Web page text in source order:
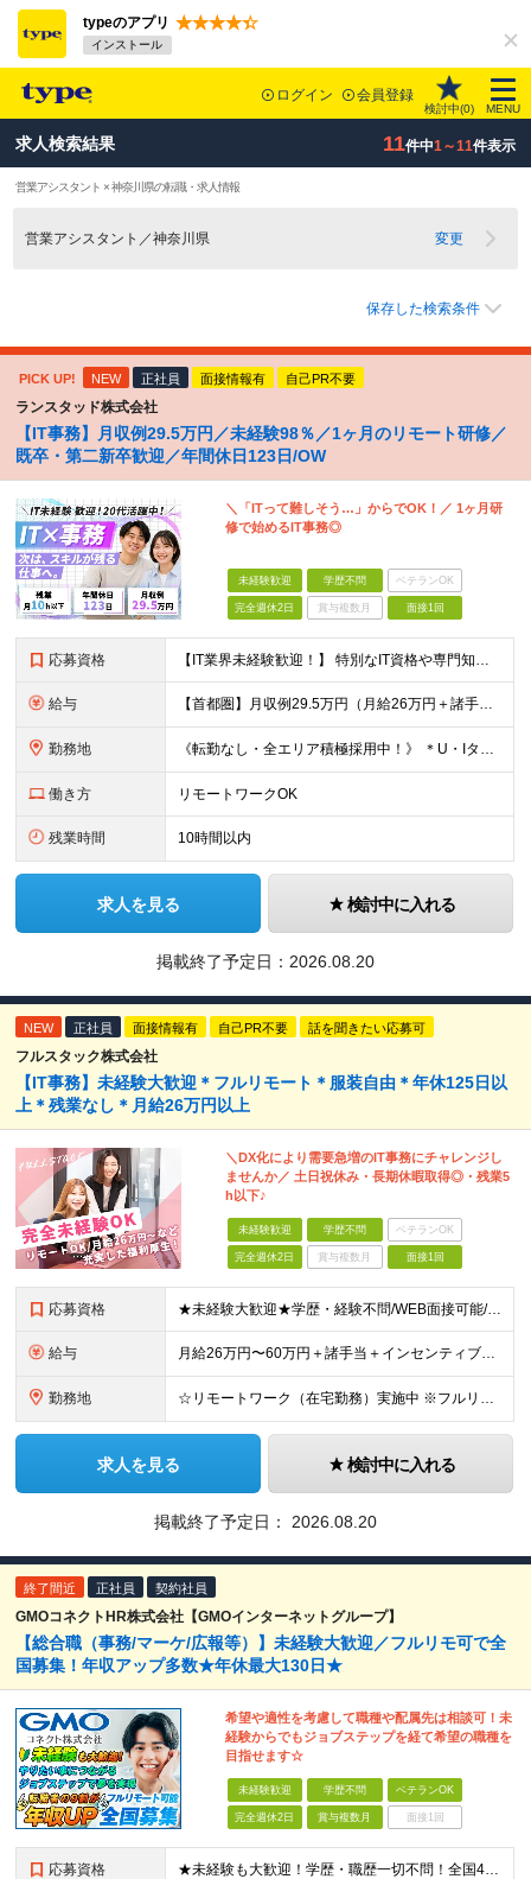
typeのアプリ
インストール
ログイン 会員登録
検討中(0) MENU
求人検索結果 11件中1～11件表示
営業アシスタント × 神奈川県の転職・求人情報
営業アシスタント／神奈川県 変更
保存した検索条件
PICK UP! NEW 正社員 面接情報有 自己PR不要
ランスタッド株式会社
【IT事務】月収例29.5万円／未経験98％／1ヶ月のリモート研修／
既卒・第二新卒歓迎／年間休日123日/OW
＼「ITって難しそう…」からでOK！／ 1ヶ月研
修で始めるIT事務◎
未経験歓迎 学歴不問 ベテランOK
完全週休2日 賞与複数月 面接1回
応募資格 【IT業界未経験歓迎！】 特別なIT資格や専門知識は必要ありません。 ・学歴不問（文系・理系不問） ・第二新卒、既卒の方も歓迎 ・20代を中心に幅広い年代が活躍中 ・基本的なPC操作ができる方 ・タ
給与 【首都圏】月収例29.5万円（月給26万円＋諸手当） 【東海・関西】月収例28.5万円（月給25万円＋諸手当） 【九州】月収例26万円（月給23万円＋諸手当） ※経験・スキル・前職給与を踏まえ、総合
勤務地 《転勤なし・全エリア積極採用中！》 ＊U・Iターンも歓迎 ＊研修はオンライン実施 ★勤務エリアは下記よりお選びいただけます★ 【首都圏】東京・神奈川・千葉・埼玉 【東海】愛知 【関西】大阪、京都、兵庫
働き方 リモートワークOK
残業時間 10時間以内
求人を見る 検討中に入れる
掲載終了予定日： 2026.08.20
NEW 正社員 面接情報有 自己PR不要 話を聞きたい応募可
フルスタック株式会社
【IT事務】未経験大歓迎＊フルリモート＊服装自由＊年休125日以
上＊残業なし＊月給26万円以上
＼DX化により需要急増のIT事務にチャレンジし
ませんか／ 土日祝休み・長期休暇取得◎・残業5
h以下♪
未経験歓迎 学歴不問 ベテランOK
完全週休2日 賞与複数月 面接1回
応募資格 ★未経験大歓迎★学歴・経験不問/WEB面接可能/I・Uターン大歓迎/引越支援アリ ▼未経験歓迎＆完全人柄採用！▼ 経験は一切不問！ 普段はSNSしか使わないけど不安だな・・・そんな方もOKです★ 面
給与 月給26万円〜60万円＋諸手当＋インセンティブ（２種）＋賞与 ★Point 設立から9ヶ月で全社員2万円の昇給実績 ※成果はしっかりと還元いたします！ ★Point 100％年収UPでの待遇提示
勤務地 ☆リモートワーク（在宅勤務）実施中 ※フルリモート可 【グループ本社】東京都中央区八丁堀3-6-6 アド京橋ビル2F ∟宝町駅 5分/京橋駅 7分/八丁堀駅7分/JR東京駅10分 【プロジェクト先
求人を見る 検討中に入れる
掲載終了予定日： 2026.08.20
終了間近 正社員 契約社員
GMOコネクトHR株式会社【GMOインターネットグループ】
【総合職（事務/マーケ/広報等）】未経験大歓迎／フルリモ可で全
国募集！年収アップ多数★年休最大130日★
希望や適性を考慮して職種や配属先は相談可！未
経験からでもジョブステップを経て希望の職種を
目指せます☆
未経験歓迎 学歴不問 ベテランOK
完全週休2日 賞与複数月 面接1回
応募資格 ★未経験も大歓迎！学歴・職歴一切不問！全国47都道府県から理想の働き方を手に入れたい方を大募集！ 具体的には… ■職種・業界未経験でも大丈夫！ゼロからスタートを応援！ ■第二新卒の方も大歓迎！新たな